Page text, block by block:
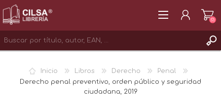
INICIAR SESIÓN
(0)
Inicio Libros Derecho
Penal
Derecho penal preventivo, orden público y seguridad
ciudadana, 2019